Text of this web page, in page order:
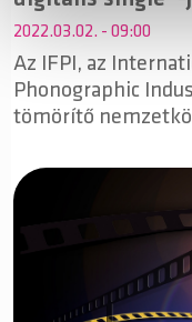
2022.03.02. - 09:00
Az IFPI, az
Phonographic
tömörítő nemzetközi
The Weeknd lett
követő évben is az
2020 –ban a